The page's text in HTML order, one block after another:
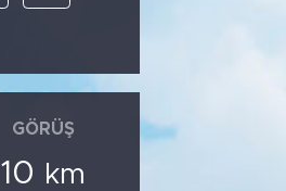
GÖRÜŞ
10 km